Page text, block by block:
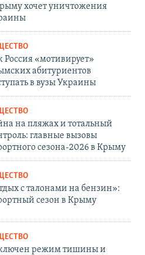
хочет уничтожения
Россия «мотивирует»
абитуриентов
в вузы Украины
на пляжах и тотальный
главные вызовы
сезона-2026 в Крыму
с талонами на бензин»:
сезон в Крыму
режим тишины и